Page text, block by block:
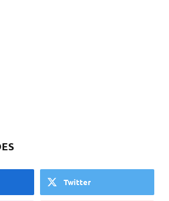
Twitter